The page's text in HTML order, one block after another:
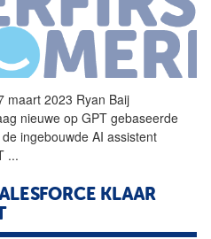
maart 2023 Ryan Baij
nieuwe op GPT gebaseerde
ingebouwde AI assistent
...
KLAAR